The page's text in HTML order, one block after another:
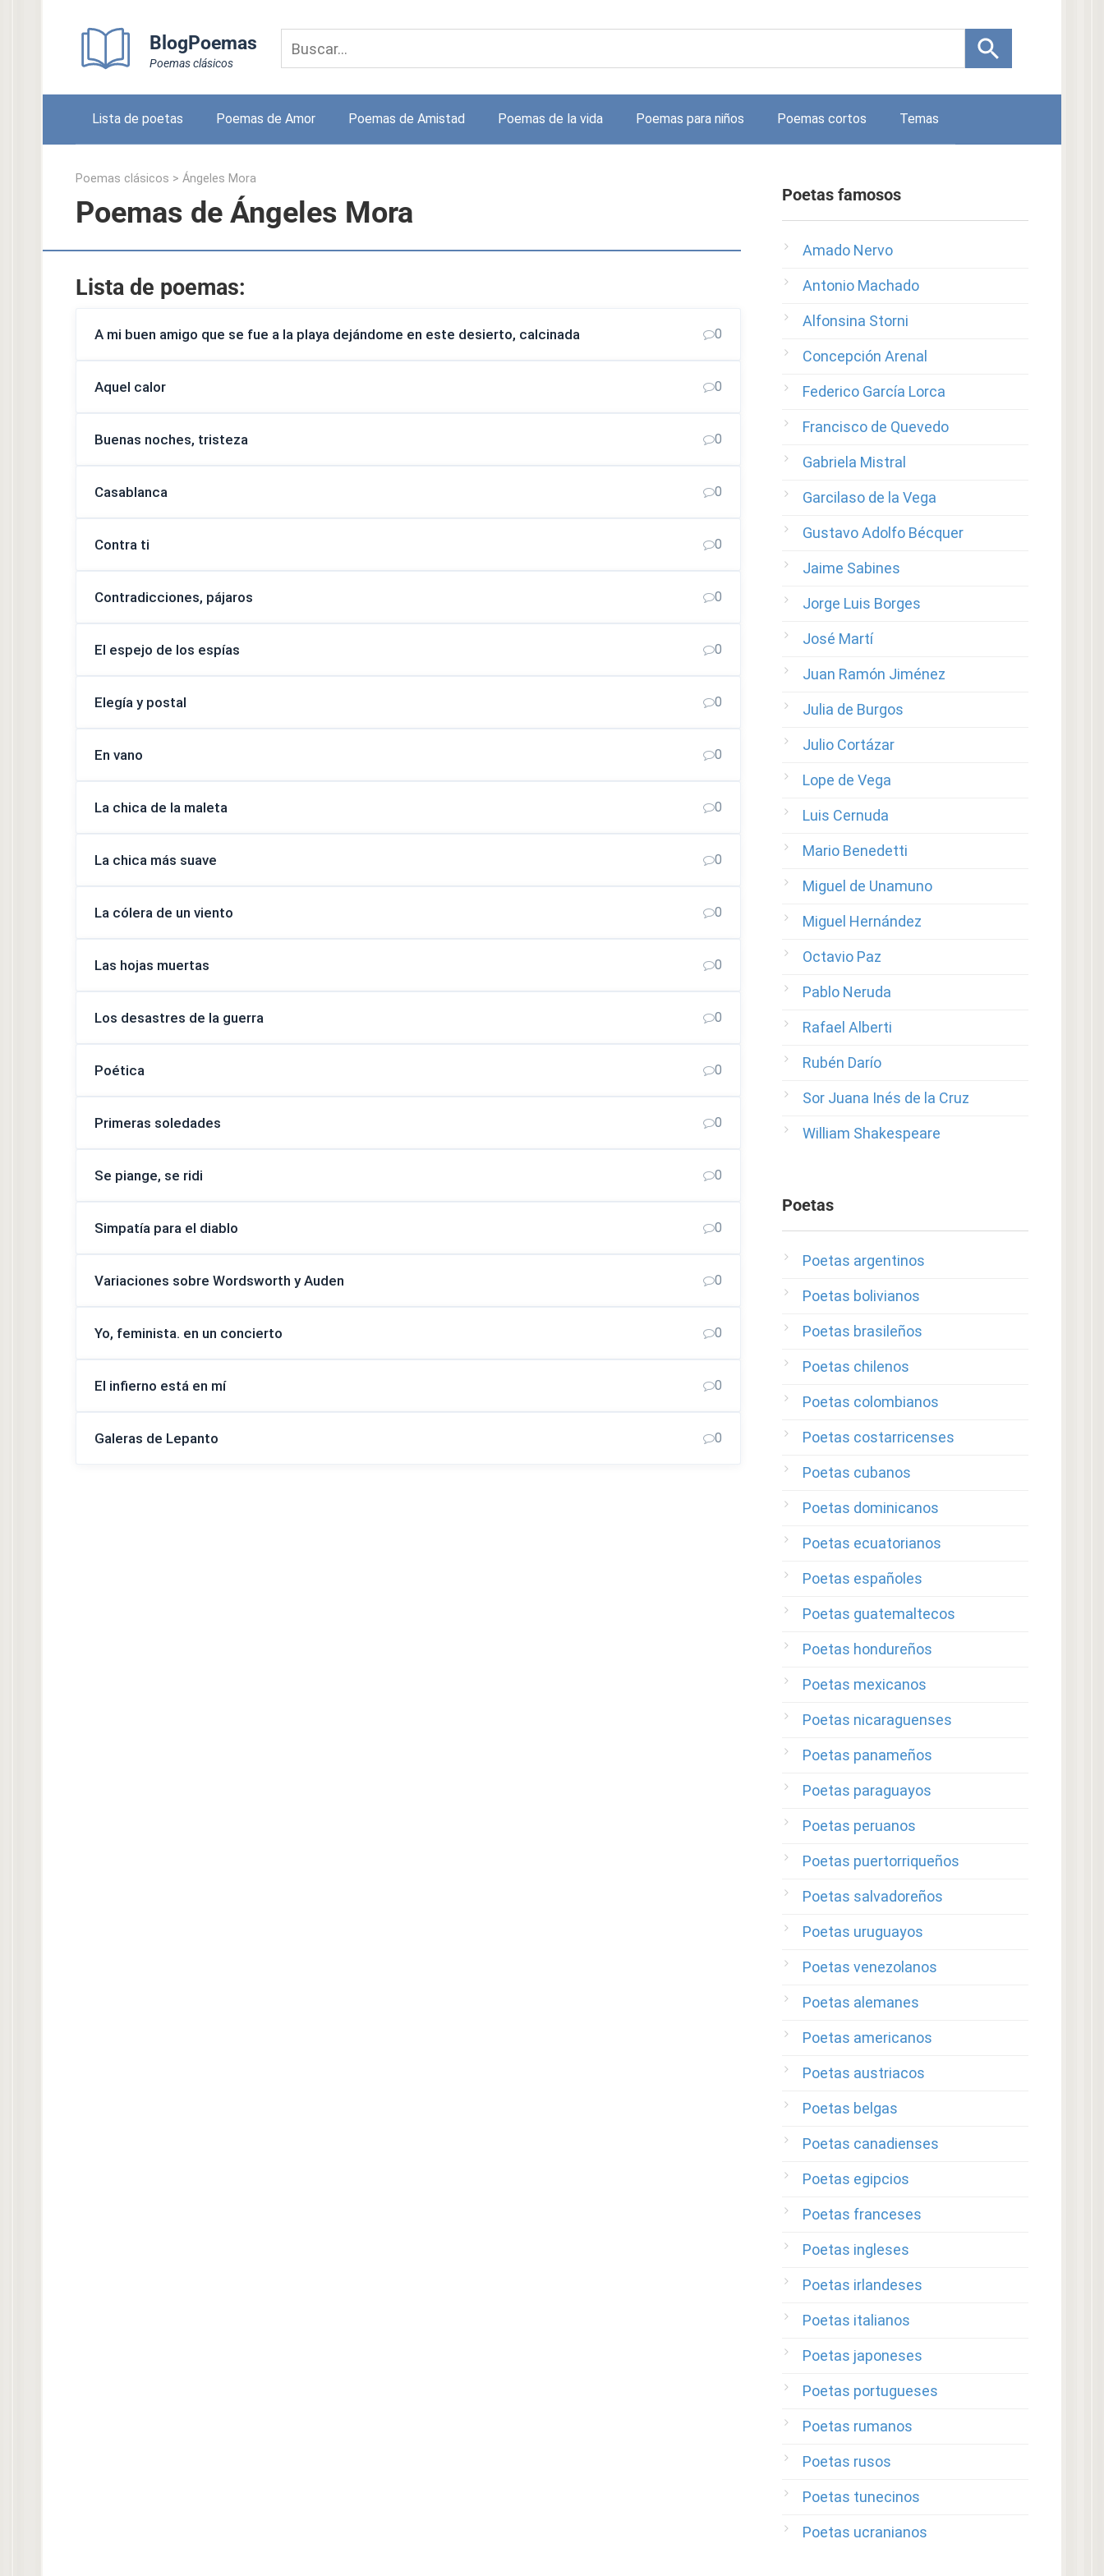
BlogPoemas
Poemas clásicos
Lista de poetas Poemas de Amor Poemas de Amistad Poemas de la vida Poemas para niños Poemas cortos Temas
Poemas clásicos > Ángeles Mora
Poemas de Ángeles Mora
Lista de poemas:
A mi buen amigo que se fue a la playa dejándome en este desierto, calcinada 0
Aquel calor 0
Buenas noches, tristeza 0
Casablanca 0
Contra ti 0
Contradicciones, pájaros 0
El espejo de los espías 0
Elegía y postal 0
En vano 0
La chica de la maleta 0
La chica más suave 0
La cólera de un viento 0
Las hojas muertas 0
Los desastres de la guerra 0
Poética 0
Primeras soledades 0
Se piange, se ridi 0
Simpatía para el diablo 0
Variaciones sobre Wordsworth y Auden 0
Yo, feminista. en un concierto 0
El infierno está en mí 0
Galeras de Lepanto 0
Poetas famosos
Amado Nervo
Antonio Machado
Alfonsina Storni
Concepción Arenal
Federico García Lorca
Francisco de Quevedo
Gabriela Mistral
Garcilaso de la Vega
Gustavo Adolfo Bécquer
Jaime Sabines
Jorge Luis Borges
José Martí
Juan Ramón Jiménez
Julia de Burgos
Julio Cortázar
Lope de Vega
Luis Cernuda
Mario Benedetti
Miguel de Unamuno
Miguel Hernández
Octavio Paz
Pablo Neruda
Rafael Alberti
Rubén Darío
Sor Juana Inés de la Cruz
William Shakespeare
Poetas
Poetas argentinos
Poetas bolivianos
Poetas brasileños
Poetas chilenos
Poetas colombianos
Poetas costarricenses
Poetas cubanos
Poetas dominicanos
Poetas ecuatorianos
Poetas españoles
Poetas guatemaltecos
Poetas hondureños
Poetas mexicanos
Poetas nicaraguenses
Poetas panameños
Poetas paraguayos
Poetas peruanos
Poetas puertorriqueños
Poetas salvadoreños
Poetas uruguayos
Poetas venezolanos
Poetas alemanes
Poetas americanos
Poetas austriacos
Poetas belgas
Poetas canadienses
Poetas egipcios
Poetas franceses
Poetas ingleses
Poetas irlandeses
Poetas italianos
Poetas japoneses
Poetas portugueses
Poetas rumanos
Poetas rusos
Poetas tunecinos
Poetas ucranianos